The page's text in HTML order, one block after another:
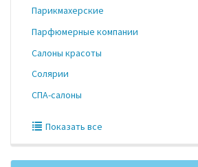
Парикмахерские
Парфюмерные компании
Салоны красоты
Солярии
СПА-салоны
Показать все